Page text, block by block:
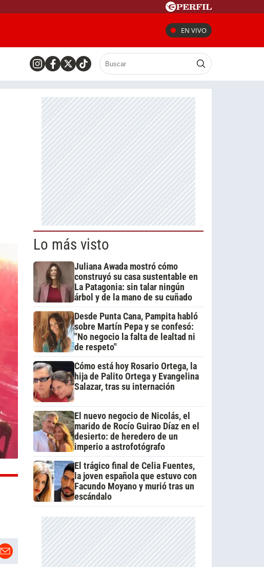
EN VIVO
Lo más visto
Juliana Awada mostró cómo
construyó su casa sustentable en
La Patagonia: sin talar ningún
árbol y de la mano de su cuñado
Desde Punta Cana, Pampita habló
sobre Martín Pepa y se confesó:
"No negocio la falta de lealtad ni
de respeto"
Cómo está hoy Rosario Ortega, la
hija de Palito Ortega y Evangelina
Salazar, tras su internación
El nuevo negocio de Nicolás, el
marido de Rocío Guirao Díaz en el
desierto: de heredero de un
imperio a astrofotógrafo
El trágico final de Celia Fuentes,
la joven española que estuvo con
Facundo Moyano y murió tras un
escándalo